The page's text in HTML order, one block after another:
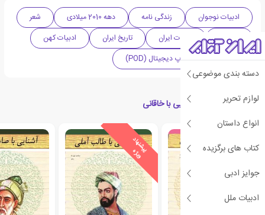
دسته بندی موضوعی
لوازم تحریر
انواع داستان
کتاب های برگزیده
جوایز ادبی
ادبیات ملل
ادبیات نوجوان زندگی نامه دهه 2010 میلادی
شعر
تاریخی
ادبیات ایران تاریخ ایران
ادبیات کهن
پژوهشی
چاپ دیجیتال (POD)
کتاب های مرتبط با آشنایی با خاقانی
پ
ی
ش
ن
ه
ا
د
و
ی
ژ
ه پ
ی
ش
ن
ه
ا
د
و
ی
ژ
ه